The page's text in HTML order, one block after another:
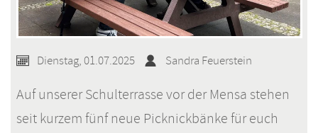
Dienstag, 01.07.2025 Sandra Feuerstein
Auf unserer Schulterrasse vor der Mensa stehen
seit kurzem fünf neue Picknickbänke für euch